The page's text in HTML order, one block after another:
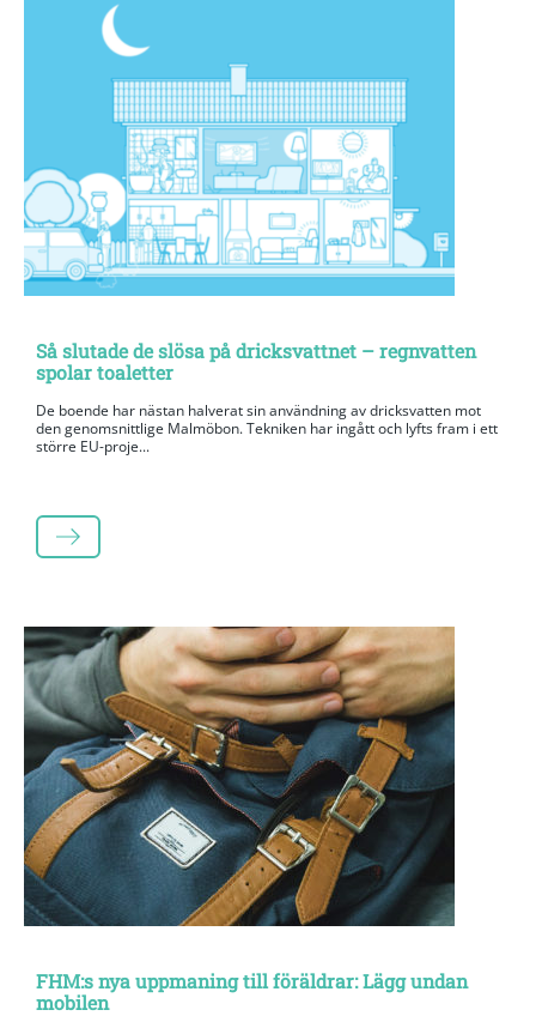
Så slutade de slösa på dricksvattnet – regnvatten
spolar toaletter
De boende har nästan halverat sin användning av dricksvatten mot
den genomsnittlige Malmöbon. Tekniken har ingått och lyfts fram i ett
större EU-proje...
LÄS MER
FHM:s nya uppmaning till föräldrar: Lägg undan
mobilen